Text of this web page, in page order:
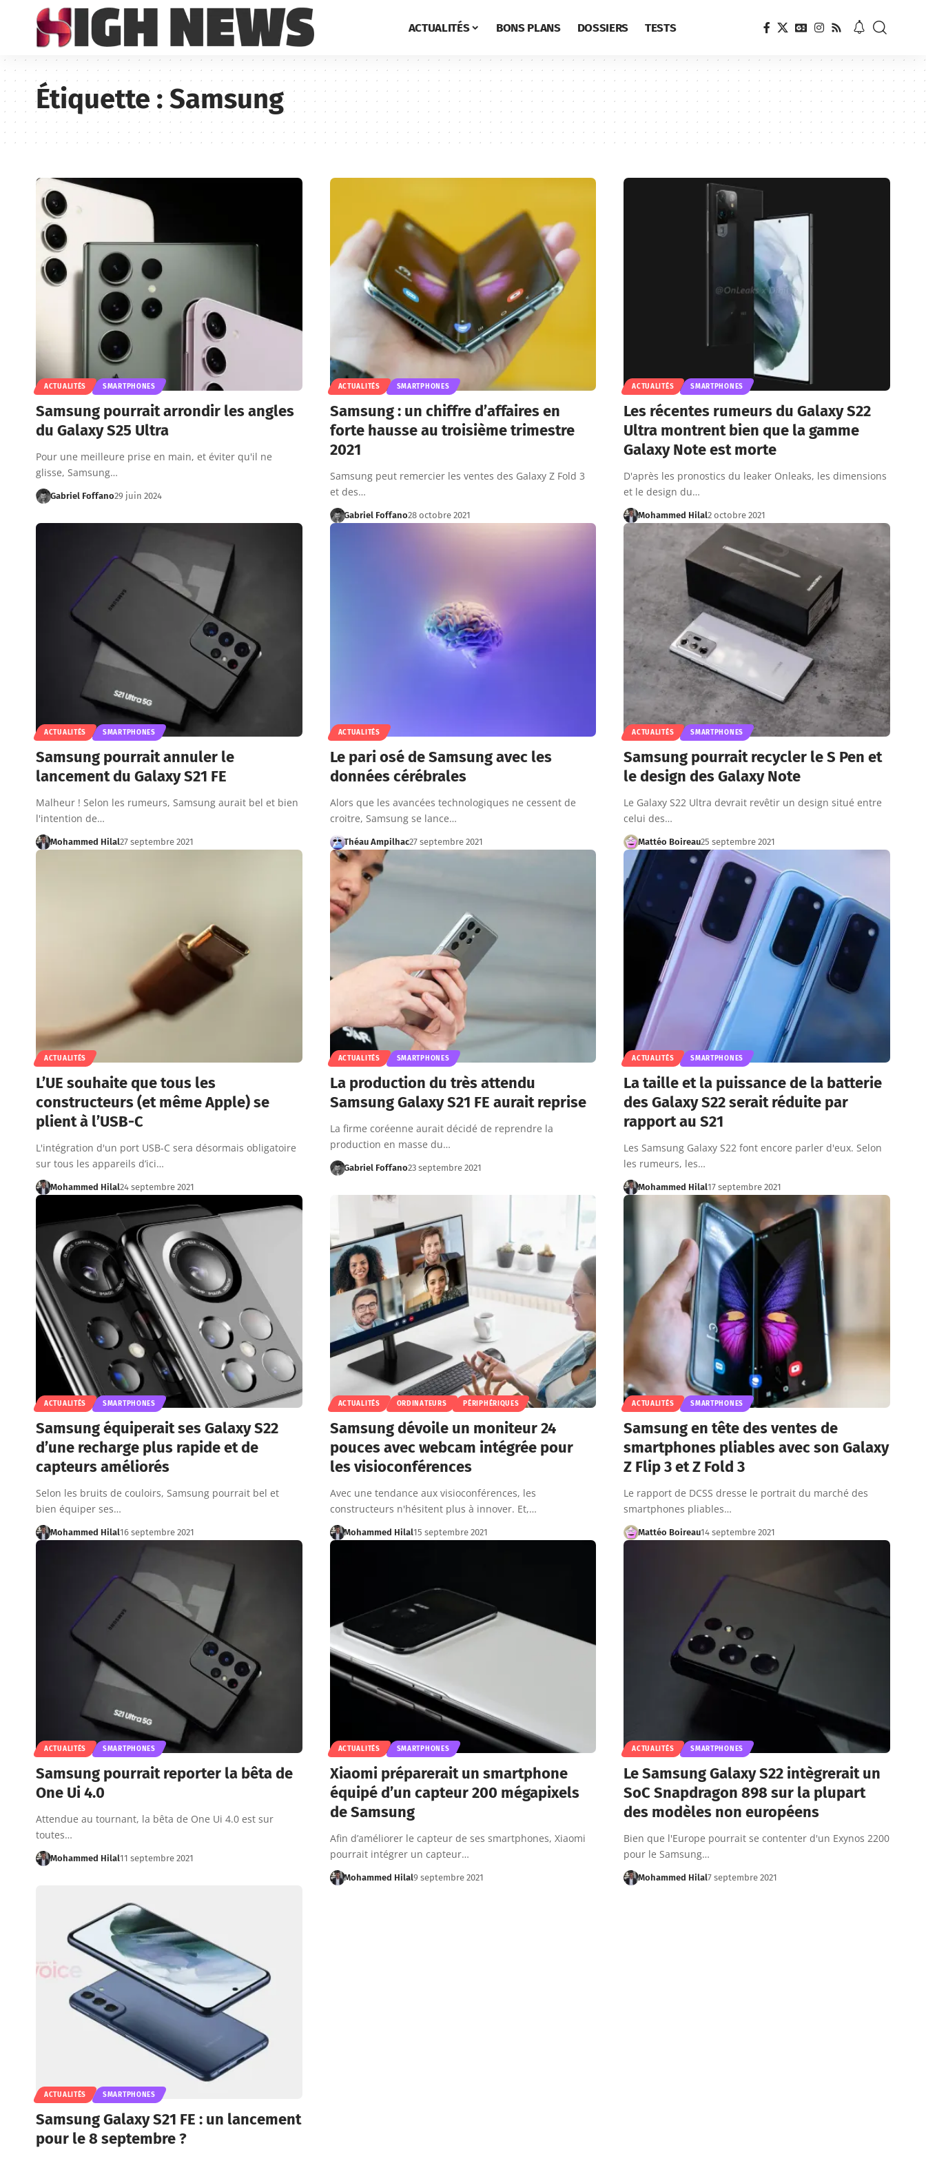
ACTUALITÉS BONS PLANS DOSSIERS TESTS
Étiquette : Samsung
ACTUALITÉS SMARTPHONES
Samsung pourrait arrondir les angles
du Galaxy S25 Ultra
Pour une meilleure prise en main, et éviter qu'il ne
glisse, Samsung…
Gabriel Foffano29 juin 2024
ACTUALITÉS SMARTPHONES
Samsung : un chiffre d’affaires en
forte hausse au troisième trimestre
2021
Samsung peut remercier les ventes des Galaxy Z Fold 3
et des…
Gabriel Foffano28 octobre 2021
ACTUALITÉS SMARTPHONES
Les récentes rumeurs du Galaxy S22
Ultra montrent bien que la gamme
Galaxy Note est morte
D'après les pronostics du leaker Onleaks, les dimensions
et le design du…
Mohammed Hilal2 octobre 2021
ACTUALITÉS SMARTPHONES
Samsung pourrait annuler le
lancement du Galaxy S21 FE
Malheur ! Selon les rumeurs, Samsung aurait bel et bien
l'intention de…
Mohammed Hilal27 septembre 2021
ACTUALITÉS
Le pari osé de Samsung avec les
données cérébrales
Alors que les avancées technologiques ne cessent de
croitre, Samsung se lance…
Théau Ampilhac27 septembre 2021
ACTUALITÉS SMARTPHONES
Samsung pourrait recycler le S Pen et
le design des Galaxy Note
Le Galaxy S22 Ultra devrait revêtir un design situé entre
celui des…
Mattéo Boireau25 septembre 2021
ACTUALITÉS
L’UE souhaite que tous les
constructeurs (et même Apple) se
plient à l’USB-C
L'intégration d'un port USB-C sera désormais obligatoire
sur tous les appareils d’ici…
Mohammed Hilal24 septembre 2021
ACTUALITÉS SMARTPHONES
La production du très attendu
Samsung Galaxy S21 FE aurait reprise
La firme coréenne aurait décidé de reprendre la
production en masse du…
Gabriel Foffano23 septembre 2021
ACTUALITÉS SMARTPHONES
La taille et la puissance de la batterie
des Galaxy S22 serait réduite par
rapport au S21
Les Samsung Galaxy S22 font encore parler d'eux. Selon
les rumeurs, les…
Mohammed Hilal17 septembre 2021
ACTUALITÉS SMARTPHONES
Samsung équiperait ses Galaxy S22
d’une recharge plus rapide et de
capteurs améliorés
Selon les bruits de couloirs, Samsung pourrait bel et
bien équiper ses…
Mohammed Hilal16 septembre 2021
ACTUALITÉS ORDINATEURS PÉRIPHÉRIQUES
Samsung dévoile un moniteur 24
pouces avec webcam intégrée pour
les visioconférences
Avec une tendance aux visioconférences, les
constructeurs n'hésitent plus à innover. Et,…
Mohammed Hilal15 septembre 2021
ACTUALITÉS SMARTPHONES
Samsung en tête des ventes de
smartphones pliables avec son Galaxy
Z Flip 3 et Z Fold 3
Le rapport de DCSS dresse le portrait du marché des
smartphones pliables…
Mattéo Boireau14 septembre 2021
ACTUALITÉS SMARTPHONES
Samsung pourrait reporter la bêta de
One Ui 4.0
Attendue au tournant, la bêta de One Ui 4.0 est sur
toutes…
Mohammed Hilal11 septembre 2021
ACTUALITÉS SMARTPHONES
Xiaomi préparerait un smartphone
équipé d’un capteur 200 mégapixels
de Samsung
Afin d’améliorer le capteur de ses smartphones, Xiaomi
pourrait intégrer un capteur…
Mohammed Hilal9 septembre 2021
ACTUALITÉS SMARTPHONES
Le Samsung Galaxy S22 intègrerait un
SoC Snapdragon 898 sur la plupart
des modèles non européens
Bien que l'Europe pourrait se contenter d'un Exynos 2200
pour le Samsung…
Mohammed Hilal7 septembre 2021
ACTUALITÉS SMARTPHONES
Samsung Galaxy S21 FE : un lancement
pour le 8 septembre ?